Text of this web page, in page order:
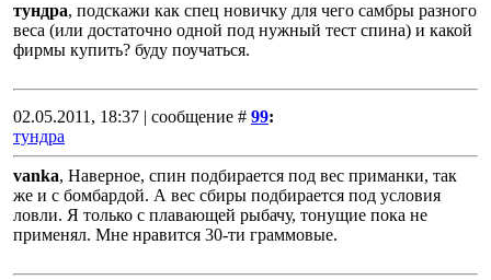
тундра, подскажи как спец новичку для чего самбры разного
веса (или достаточно одной под нужный тест спина) и какой
фирмы купить? буду поучаться.
02.05.2011, 18:37 | сообщение # 99:
тундра
vanka, Наверное, спин подбирается под вес приманки, так
же и с бомбардой. А вес сбиры подбирается под условия
ловли. Я только с плавающей рыбачу, тонущие пока не
применял. Мне нравится 30-ти граммовые.